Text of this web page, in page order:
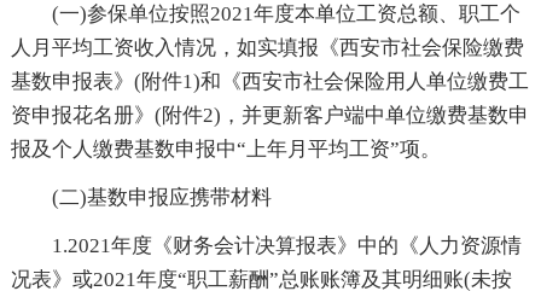
(一)参保单位按照2021年度本单位工资总额、职工个
人月平均工资收入情况，如实填报《西安市社会保险缴费
基数申报表》(附件1)和《西安市社会保险用人单位缴费工
资申报花名册》(附件2)，并更新客户端中单位缴费基数申
报及个人缴费基数申报中“上年月平均工资”项。
(二)基数申报应携带材料
1.2021年度《财务会计决算报表》中的《人力资源情
况表》或2021年度“职工薪酬”总账账簿及其明细账(未按